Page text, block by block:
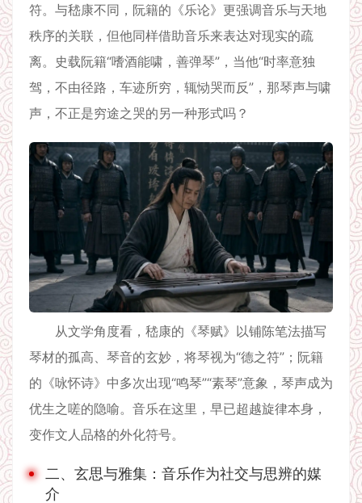
符。与嵇康不同，阮籍的《乐论》更强调音乐与天地
秩序的关联，但他同样借助音乐来表达对现实的疏
离。史载阮籍“嗜酒能啸，善弹琴”，当他“时率意独
驾，不由径路，车迹所穷，辄恸哭而反”，那琴声与啸
声，不正是穷途之哭的另一种形式吗？
从文学角度看，嵇康的《琴赋》以铺陈笔法描写
琴材的孤高、琴音的玄妙，将琴视为“德之符”；阮籍
的《咏怀诗》中多次出现“鸣琴”“素琴”意象，琴声成为
优生之嗟的隐喻。音乐在这里，早已超越旋律本身，
变作文人品格的外化符号。
二、玄思与雅集：音乐作为社交与思辨的媒
介